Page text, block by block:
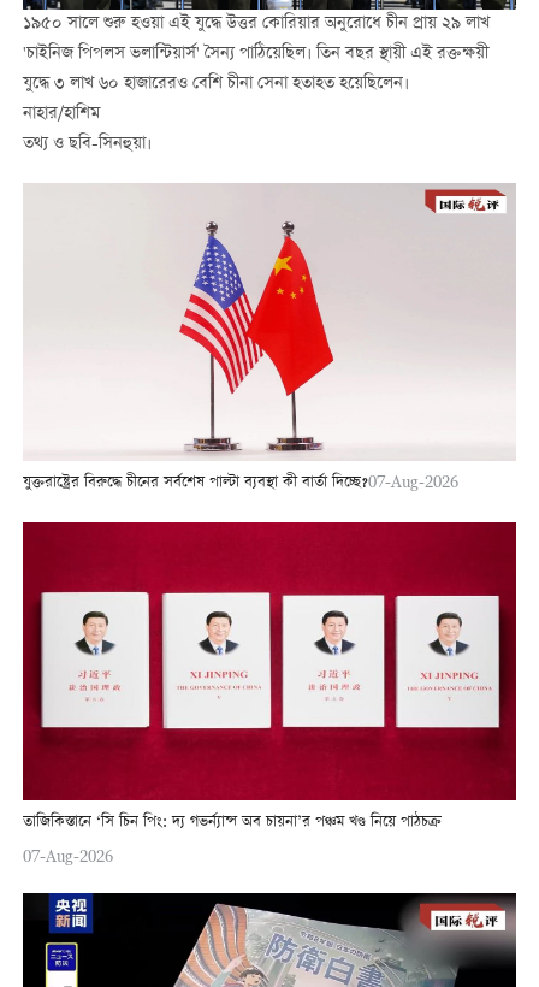
১৯৫০ সালে শুরু হওয়া এই যুদ্ধে উত্তর কোরিয়ার অনুরোধে চীন প্রায় ২৯ লাখ
'চাইনিজ পিপলস ভলান্টিয়ার্স' সৈন্য পাঠিয়েছিল। তিন বছর স্থায়ী এই রক্তক্ষয়ী
যুদ্ধে ৩ লাখ ৬০ হাজারেরও বেশি চীনা সেনা হতাহত হয়েছিলেন।
নাহার/হাশিম
তথ্য ও ছবি-সিনহুয়া।
যুক্তরাষ্ট্রের বিরুদ্ধে চীনের সর্বশেষ পাল্টা ব্যবস্থা কী বার্তা দিচ্ছে?07-Aug-2026
তাজিকিস্তানে ‘সি চিন পিং: দ্য গভর্ন্যান্স অব চায়না’র পঞ্চম খণ্ড নিয়ে পাঠচক্র
07-Aug-2026